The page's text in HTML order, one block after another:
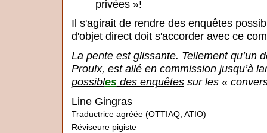
privées »!
Il s'agirait de rendre des enquêtes
d'objet direct doit s'accorder avec ce
La pente est glissante. Tellement qu’un
Proulx, est allé en commission jusqu’à
possiblesdes enquêtessur les «
Line Gingras
Traductrice agréée (OTTIAQ, ATIO)
Réviseure pigiste